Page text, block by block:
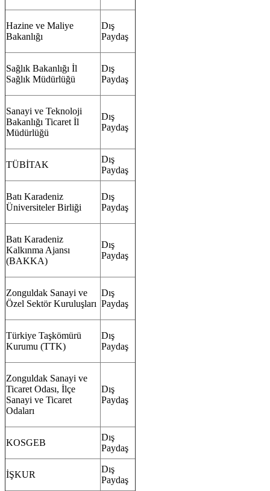
Hazine ve Maliye
Bakanlığı
Dış
Paydaş
Sağlık Bakanlığı İl
Sağlık Müdürlüğü
Dış
Paydaş
Sanayi ve Teknoloji
Bakanlığı Ticaret İl
Müdürlüğü
Dış
Paydaş
TÜBİTAK
Dış
Paydaş
Batı Karadeniz
Üniversiteler Birliği
Dış
Paydaş
Batı Karadeniz
Kalkınma Ajansı
(BAKKA)
Dış
Paydaş
Zonguldak Sanayi ve
Özel Sektör Kuruluşları
Dış
Paydaş
Türkiye Taşkömürü
Kurumu (TTK)
Dış
Paydaş
Zonguldak Sanayi ve
Ticaret Odası, İlçe
Sanayi ve Ticaret
Odaları
Dış
Paydaş
KOSGEB
Dış
Paydaş
İŞKUR
Dış
Paydaş